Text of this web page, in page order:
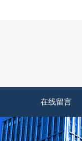
在线留言